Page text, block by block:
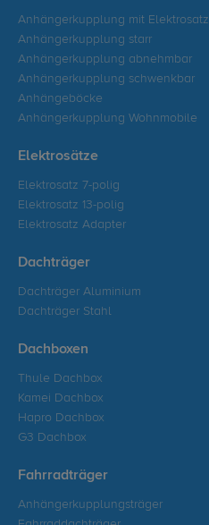
Anhängerkupplung mit Elektrosatz
Anhängerkupplung starr
Anhängerkupplung abnehmbar
Anhängerkupplung schwenkbar
Anhängeböcke
Anhängerkupplung Wohnmobile
Elektrosätze
Elektrosatz 7-polig
Elektrosatz 13-polig
Elektrosatz Adapter
Dachträger
Dachträger Aluminium
Dachträger Stahl
Dachboxen
Thule Dachbox
Kamei Dachbox
Hapro Dachbox
G3 Dachbox
Fahrradträger
Anhängerkupplungsträger